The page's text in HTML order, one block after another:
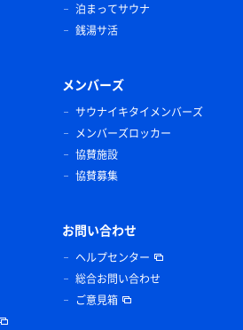
泊まってサウナ
銭湯サ活
メンバーズ
サウナイキタイメンバーズ
メンバーズロッカー
協賛施設
協賛募集
お問い合わせ
ヘルプセンター
総合お問い合わせ
ご意見箱